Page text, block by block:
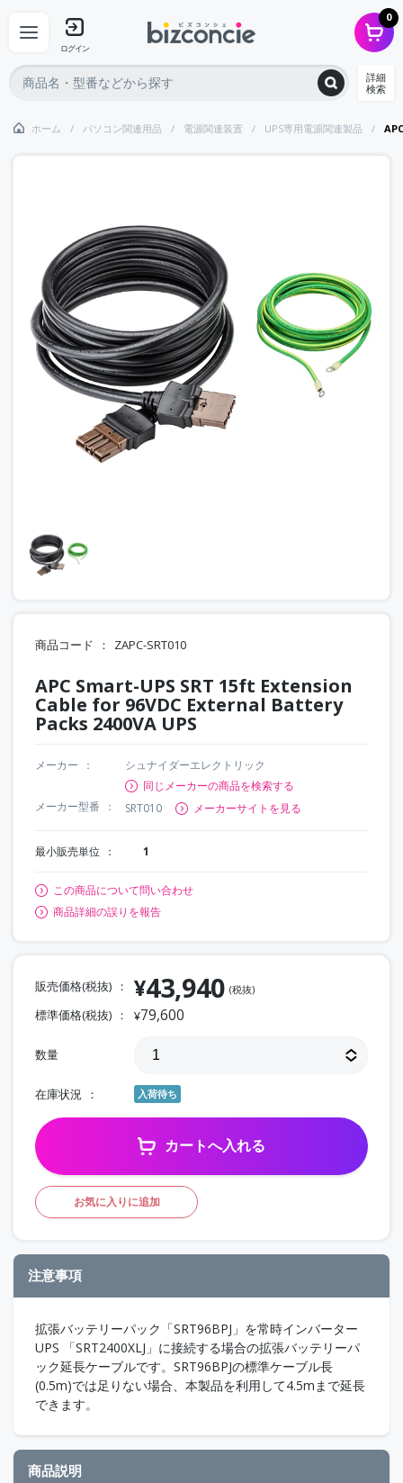
ログイン
0
詳細
検索
ホーム パソコン関連用品 電源関連装置 UPS専用電源関連製品
商品コード ZAPC-SRT010
APC Smart-UPS SRT 15ft Extension
Cable for 96VDC External Battery
Packs 2400VA UPS
メーカー
シュナイダーエレクトリック
同じメーカーの商品を検索する
メーカー型番
SRT010 メーカーサイトを見る
最小販売単位 1
この商品について問い合わせ
商品詳細の誤りを報告
販売価格(税抜) ¥43,940 (税抜)
標準価格(税抜) ¥79,600
数量
在庫状況 入荷待ち
カートへ入れる
お気に入りに追加
注意事項
拡張バッテリーパック「SRT96BPJ」を常時インバーター
UPS 「SRT2400XLJ」に接続する場合の拡張バッテリーパ
ック延長ケーブルです。SRT96BPJの標準ケーブル長
(0.5m)では足りない場合、本製品を利用して4.5mまで延長
できます。
商品説明